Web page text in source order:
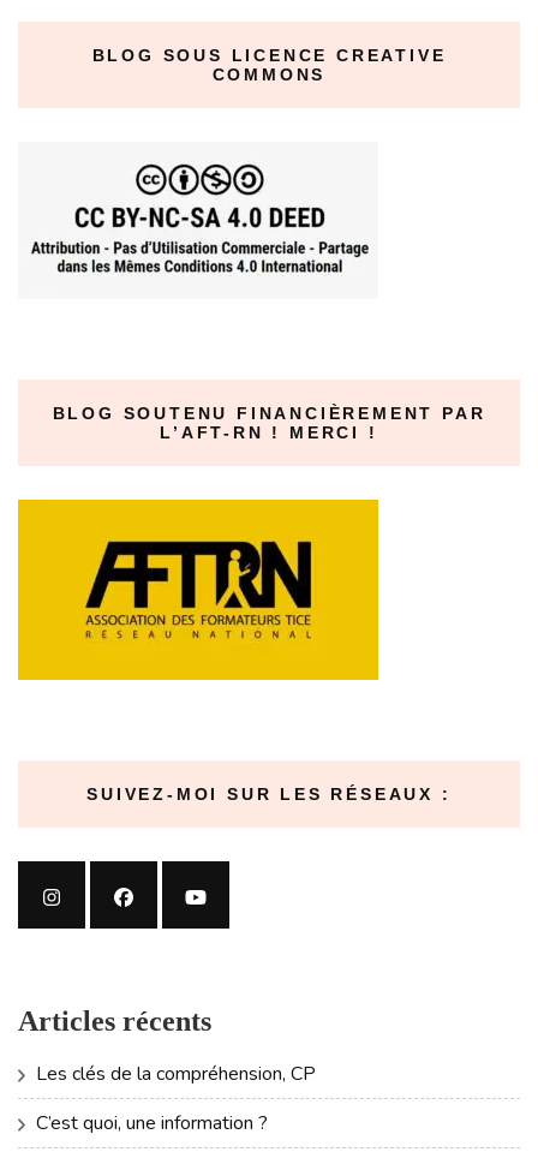
BLOG SOUS LICENCE CREATIVE
COMMONS
BLOG SOUTENU FINANCIÈREMENT PAR
L’AFT-RN ! MERCI !
SUIVEZ-MOI SUR LES RÉSEAUX :
Articles récents
Les clés de la compréhension, CP
C’est quoi, une information ?